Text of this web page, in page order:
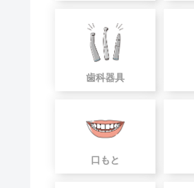
歯科器具
口もと